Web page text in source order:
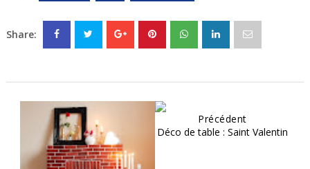
Share:
Précédent
Déco de table : Saint Valentin